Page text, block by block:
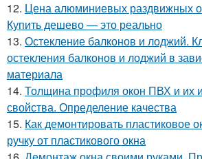
12. Цена алюминиевых раздвижных
Купить дешево — это реально
13. Остекление балконов и лоджий.
остекления балконов и лоджий в
материала
14. Толщина профиля окон ПВХ и их
свойства. Определение качества
15. Как демонтировать пластиковое
ручку от пластикового окна